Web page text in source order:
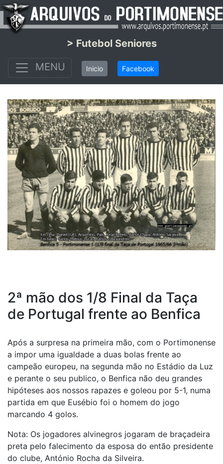
> Futebol Seniores
MENU
Inicio Facebook
2ª mão dos 1/8 Final da Taça
de Portugal frente ao Benfica
Após a surpresa na primeira mão, com o Portimonense
a impor uma igualdade a duas bolas frente ao
campeão europeu, na segunda mão no Estádio da Luz
e perante o seu publico, o Benfica não deu grandes
hipóteses aos nossos rapazes e goleou por 5-1, numa
partida em que Eusébio foi o homem do jogo
marcando 4 golos.
Nota: Os jogadores alvinegros jogaram de braçadeira
preta pelo falecimento da esposa do então presidente
do clube, António Rocha da Silveira.